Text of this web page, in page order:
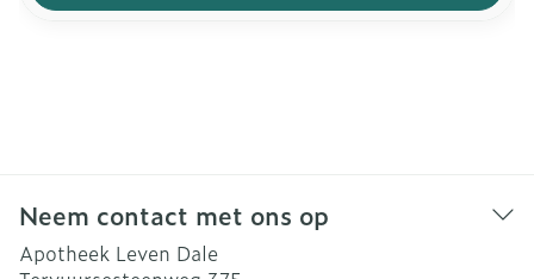
Neem contact met ons op
Apotheek Leven Dale